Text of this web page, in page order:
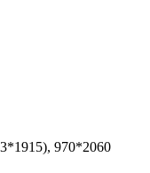
970*2060